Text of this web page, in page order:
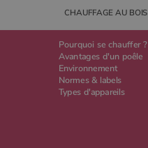
CHAUFFAGE AU BOIS
Pourquoi se chauffer ?
Avantages d'un poêle
Environnement
Normes & labels
Types d'appareils